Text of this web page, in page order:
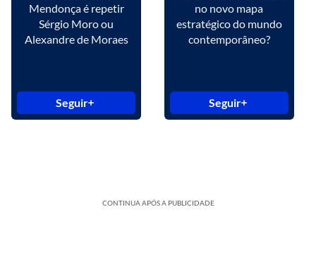
Mendonça é repetir
Sérgio Moro ou
Alexandre de Moraes
Seguir
no novo mapa
estratégico do mundo
contemporâneo?
Seguir
CONTINUA APÓS A PUBLICIDADE